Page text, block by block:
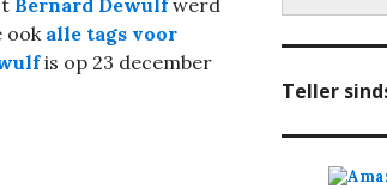
Bernard Dewulfwerd
ookalle tags voor
is op 23 december
Teller